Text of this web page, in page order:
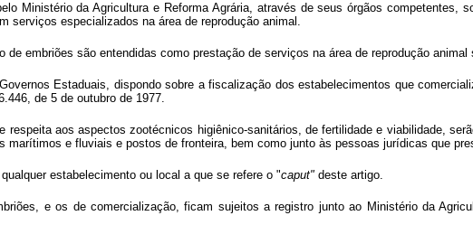
Ministério da Agricultura e Reforma Agrária, através de seus órgãos competentes,
serviços especializados na área de reprodução animal.
embriões são entendidas como prestação de serviços na área de reprodução
Estaduais, dispondo sobre a fiscalização dos estabelecimentos que
de 5 de outubro de 1977.
aos aspectos zootécnicos higiênico-sanitários, de fertilidade e viabilidade,
e fluviais e postos de fronteira, bem como junto às pessoas jurídicas que
estabelecimento ou local a que se refere o "caput"deste artigo.
e os de comercialização, ficam sujeitos a registro junto ao Ministério da